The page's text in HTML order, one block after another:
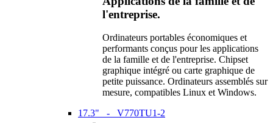
l'entreprise.
Ordinateurs portables économiques et
performants conçus pour les applications
de la famille et de l'entreprise. Chipset
graphique intégré ou carte graphique de
petite puissance. Ordinateurs assemblés sur
mesure, compatibles Linux et Windows.
17.3" - V770TU1-2